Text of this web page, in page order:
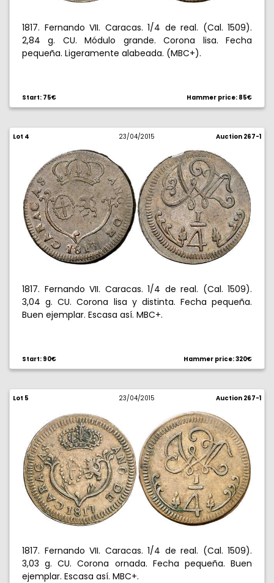
1817. Fernando VII. Caracas. 1/4 de real. (Cal. 1509).
2,84 g. CU. Módulo grande. Corona lisa. Fecha
pequeña. Ligeramente alabeada. (MBC+).
Start: 75€ Hammer price: 85€
Lot 4 23/04/2015 Auction 267-1
1817. Fernando VII. Caracas. 1/4 de real. (Cal. 1509).
3,04 g. CU. Corona lisa y distinta. Fecha pequeña.
Buen ejemplar. Escasa así. MBC+.
Start: 90€ Hammer price: 320€
Lot 5 23/04/2015 Auction 267-1
1817. Fernando VII. Caracas. 1/4 de real. (Cal. 1509).
3,03 g. CU. Corona ornada. Fecha pequeña. Buen
ejemplar. Escasa así. MBC+.